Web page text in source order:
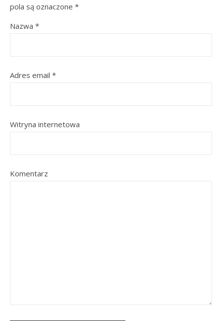
pola są oznaczone *
Nazwa *
Adres email *
Witryna internetowa
Komentarz